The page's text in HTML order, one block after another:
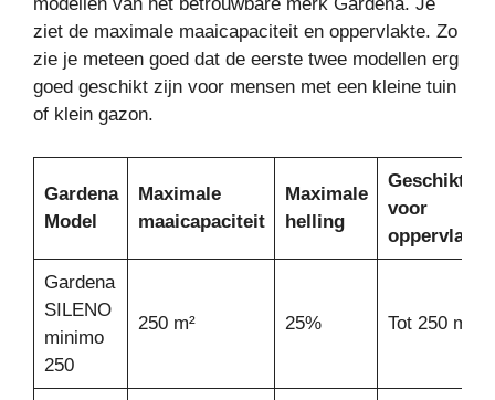
ziet de maximale maaicapaciteit en oppervlakte. Zo
zie je meteen goed dat de eerste twee modellen erg
goed geschikt zijn voor mensen met een kleine tuin
of klein gazon.
Gardena
Model
Maximale
maaicapaciteit
Maximale
helling
Geschikt
voor
oppervlakte
Gardena
SILENO
minimo
250
250 m² 25% Tot 250 m²